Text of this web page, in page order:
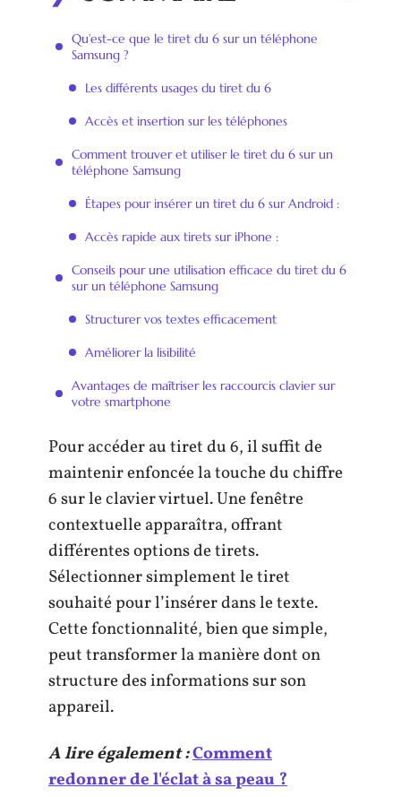
Qu’est-ce que le tiret du 6 sur un téléphone
Samsung ?
Les différents usages du tiret du 6
Accès et insertion sur les téléphones
Comment trouver et utiliser le tiret du 6 sur un
téléphone Samsung
Étapes pour insérer un tiret du 6 sur Android :
Accès rapide aux tirets sur iPhone :
Conseils pour une utilisation efficace du tiret du 6
sur un téléphone Samsung
Structurer vos textes efficacement
Améliorer la lisibilité
Avantages de maîtriser les raccourcis clavier sur
votre smartphone
Pour accéder au tiret du 6, il suffit de
maintenir enfoncée la touche du chiffre
6 sur le clavier virtuel. Une fenêtre
contextuelle apparaîtra, offrant
différentes options de tirets.
Sélectionner simplement le tiret
souhaité pour l’insérer dans le texte.
Cette fonctionnalité, bien que simple,
peut transformer la manière dont on
structure des informations sur son
appareil.
A lire également :Comment
redonner de l'éclat à sa peau ?